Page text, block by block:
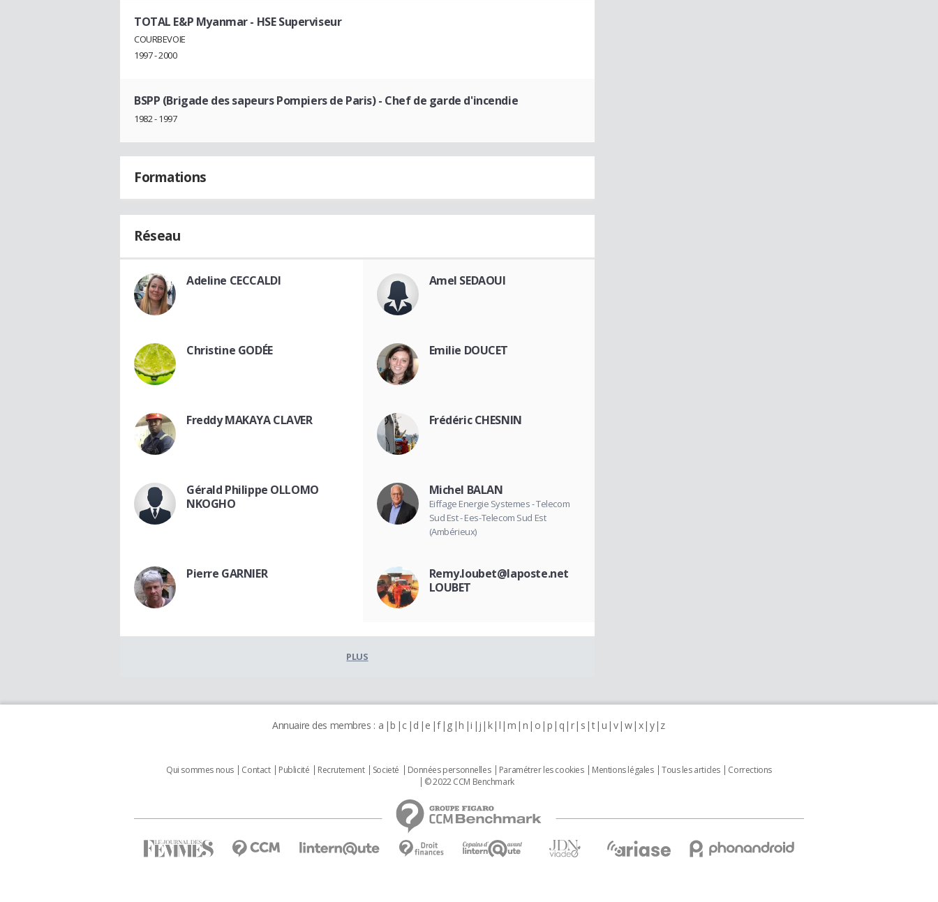
TOTAL E&P Myanmar- HSE Superviseur
COURBEVOIE
1997 - 2000
BSPP (Brigade des sapeurs Pompiers de Paris)- Chef de garde d'incendie
1982 - 1997
Formations
Réseau
Adeline CECCALDI Amel SEDAOUI
Christine GODÉE Emilie DOUCET
Freddy MAKAYA CLAVER Frédéric CHESNIN
Gérald Philippe OLLOMO
NKOGHO
Michel BALAN
Eiffage Energie Systemes - Telecom
Sud Est - Ees-Telecom Sud Est
(Ambérieux)
Pierre GARNIER
Remy.loubet@laposte.net
LOUBET
PLUS
Annuaire des membres : a b c d e f g h i j k l m n o p q r s t u v w x y z
Qui sommes nous Contact Publicité Recrutement Societé Données personnelles Paramétrer les cookies Mentions légales Tous les articles
Corrections
© 2022 CCM Benchmark